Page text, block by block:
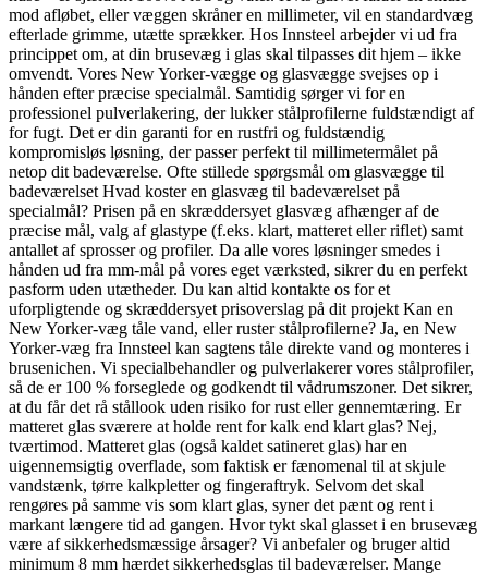
mod afløbet, eller væggen skråner en millimeter, vil en standardvæg
efterlade grimme, utætte sprækker. Hos Innsteel arbejder vi ud fra
princippet om, at din brusevæg i glas skal tilpasses dit hjem – ikke
omvendt. Vores New Yorker-vægge og glasvægge svejses op i
hånden efter præcise specialmål. Samtidig sørger vi for en
professionel pulverlakering, der lukker stålprofilerne fuldstændigt af
for fugt. Det er din garanti for en rustfri og fuldstændig
kompromisløs løsning, der passer perfekt til millimetermålet på
netop dit badeværelse. Ofte stillede spørgsmål om glasvægge til
badeværelset Hvad koster en glasvæg til badeværelset på
specialmål? Prisen på en skræddersyet glasvæg afhænger af de
præcise mål, valg af glastype (f.eks. klart, matteret eller riflet) samt
antallet af sprosser og profiler. Da alle vores løsninger smedes i
hånden ud fra mm-mål på vores eget værksted, sikrer du en perfekt
pasform uden utætheder. Du kan altid kontakte os for et
uforpligtende og skræddersyet prisoverslag på dit projekt Kan en
New Yorker-væg tåle vand, eller ruster stålprofilerne? Ja, en New
Yorker-væg fra Innsteel kan sagtens tåle direkte vand og monteres i
brusenichen. Vi specialbehandler og pulverlakerer vores stålprofiler,
så de er 100 % forseglede og godkendt til vådrumszoner. Det sikrer,
at du får det rå stållook uden risiko for rust eller gennemtæring. Er
matteret glas sværere at holde rent for kalk end klart glas? Nej,
tværtimod. Matteret glas (også kaldet satineret glas) har en
uigennemsigtig overflade, som faktisk er fænomenal til at skjule
vandstænk, tørre kalkpletter og fingeraftryk. Selvom det skal
rengøres på samme vis som klart glas, syner det pænt og rent i
markant længere tid ad gangen. Hvor tykt skal glasset i en brusevæg
være af sikkerhedsmæssige årsager? Vi anbefaler og bruger altid
minimum 8 mm hærdet sikkerhedsglas til badeværelser. Mange